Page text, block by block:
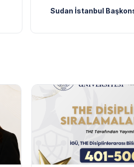
Sudan İstanbul